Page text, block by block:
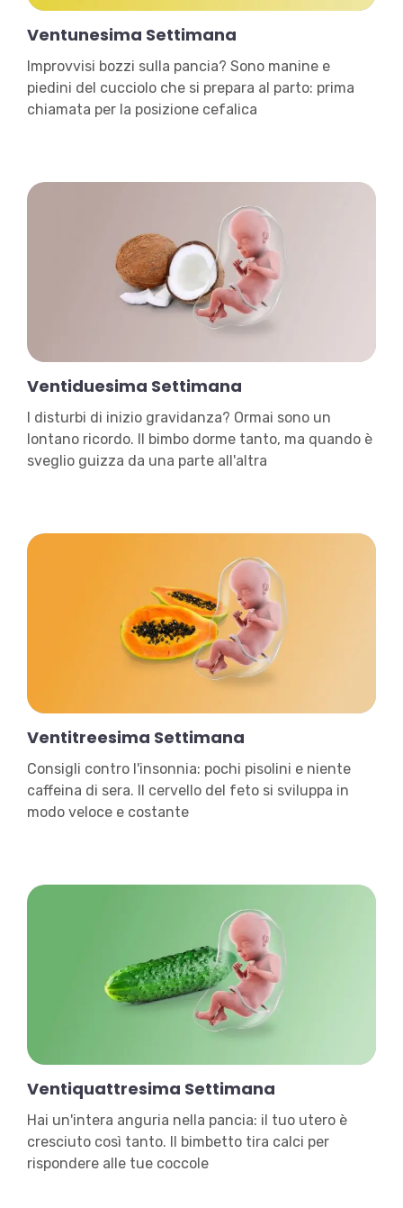
Ventunesima Settimana
Improvvisi bozzi sulla pancia? Sono manine e
piedini del cucciolo che si prepara al parto: prima
chiamata per la posizione cefalica
Ventiduesima Settimana
I disturbi di inizio gravidanza? Ormai sono un
lontano ricordo. Il bimbo dorme tanto, ma quando è
sveglio guizza da una parte all'altra
Ventitreesima Settimana
Consigli contro l'insonnia: pochi pisolini e niente
caffeina di sera. Il cervello del feto si sviluppa in
modo veloce e costante
Ventiquattresima Settimana
Hai un'intera anguria nella pancia: il tuo utero è
cresciuto così tanto. Il bimbetto tira calci per
rispondere alle tue coccole